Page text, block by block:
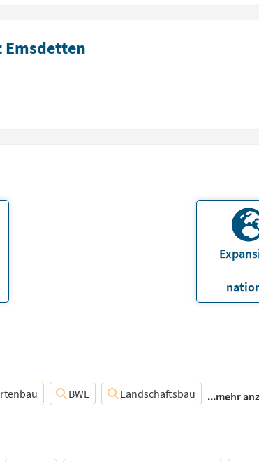
Emsdetten
BWL Landschaftsbau ...mehr